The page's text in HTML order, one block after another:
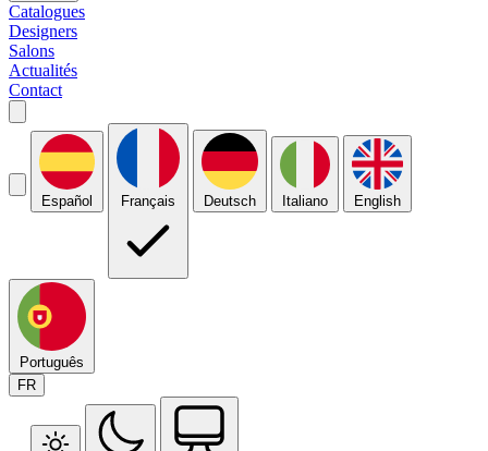
Catalogues
Designers
Salons
Actualités
Contact
Español Français Deutsch Italiano English
Português
FR